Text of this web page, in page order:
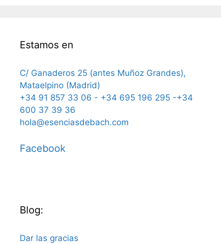
Estamos en
C/ Ganaderos 25 (antes Muñoz Grandes),
Mataelpino (Madrid)
+34 91 857 33 06 - +34 695 196 295 -+34
600 37 39 36
hola@esenciasdebach.com
Facebook
Blog:
Dar las gracias